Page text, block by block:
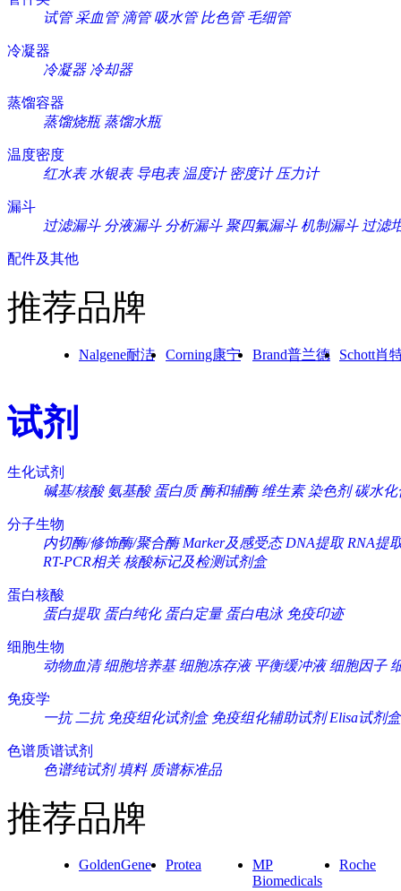
试管 采血管 滴管 吸水管 比色管 毛细管
冷凝器
冷凝器 冷却器
蒸馏容器
蒸馏烧瓶 蒸馏水瓶
温度密度
红水表 水银表 导电表 温度计 密度计 压力计
漏斗
过滤漏斗 分液漏斗 分析漏斗 聚四氟漏斗 机制漏斗 过滤
配件及其他
推荐品牌
Nalgene耐洁 Corning康宁 Brand普兰德 Schott肖
试剂
生化试剂
碱基/核酸 氨基酸 蛋白质 酶和辅酶 维生素 染色剂 碳水化
分子生物
内切酶/修饰酶/聚合酶 Marker及感受态 DNA提取 RNA提
RT-PCR相关 核酸标记及检测试剂盒
蛋白核酸
蛋白提取 蛋白纯化 蛋白定量 蛋白电泳 免疫印迹
细胞生物
动物血清 细胞培养基 细胞冻存液 平衡缓冲液 细胞因子
免疫学
一抗 二抗 免疫组化试剂盒 免疫组化辅助试剂 Elisa试剂盒
色谱质谱试剂
色谱纯试剂 填料 质谱标准品
推荐品牌
GoldenGene Protea
MP
Biomedicals
Roche